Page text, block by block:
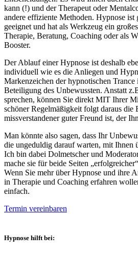
kann (!) und der Therapeut oder
andere effiziente Methoden. Hypnose ist
geeignet und hat als Werkzeug ein
Therapie, Beratung, Coaching oder als
Booster.
Der Ablauf einer Hypnose ist deshalb
individuell wie es die Anliegen und
Markenzeichen der hypnotischen Trance
Beteiligung des Unbewussten. Anstatt
sprechen, können Sie direkt MIT Ihrer
schöner Regelmäßigkeit folgt daraus die
missverstandener guter Freund ist, der
Man könnte also sagen, dass Ihr
die ungeduldig darauf warten, mit Ihnen
Ich bin dabei Dolmetscher und
mache sie für beide Seiten
Wenn Sie mehr über Hypnose und ihre
in Therapie und Coaching erfahren
einfach.
Termin vereinbaren
Hypnose hilft bei: